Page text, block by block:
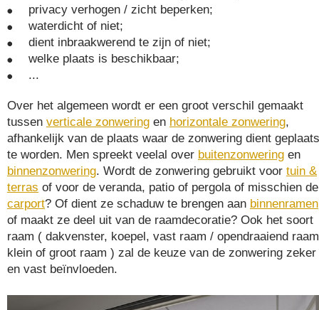
privacy verhogen / zicht beperken;
waterdicht of niet;
dient inbraakwerend te zijn of niet;
welke plaats is beschikbaar;
...
Over het algemeen wordt er een groot verschil gemaakt
tussen verticale zonwering en horizontale zonwering,
afhankelijk van de plaats waar de zonwering dient
te worden. Men spreekt veelal over buitenzonwering en
binnenzonwering. Wordt de zonwering gebruikt voor tuin &
terras of voor de veranda, patio of pergola of misschien de
carport? Of dient ze schaduw te brengen aan binnenramen
of maakt ze deel uit van de raamdecoratie? Ook het soort
raam ( dakvenster, koepel, vast raam / opendraaiend
klein of groot raam ) zal de keuze van de zonwering zeker
en vast beïnvloeden.